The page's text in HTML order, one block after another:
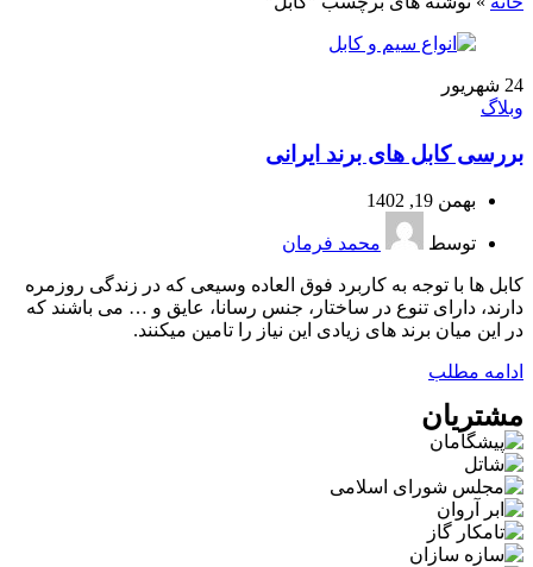
24 شهریور
وبلاگ
بررسی کابل های برند ایرانی
بهمن 19, 1402
توسط محمد فرمان
کابل ها با توجه به کاربرد فوق العاده وسیعی که در زندگی روزمره
دارند، دارای تنوع در ساختار، جنس رسانا، عایق و … می باشند که
در این میان برند های زیادی این نیاز را تامین میکنند.
ادامه مطلب
مشتریان